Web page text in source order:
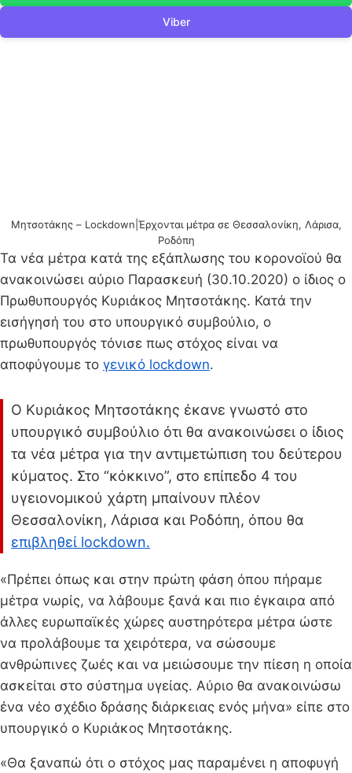
Viber
Μητσοτάκης – Lockdown|Έρχονται μέτρα σε Θεσσαλονίκη, Λάρισα,
Ροδόπη
Τα νέα μέτρα κατά της εξάπλωσης του κορονοϊού θα
ανακοινώσει αύριο Παρασκευή (30.10.2020) ο ίδιος ο
Πρωθυπουργός Κυριάκος Μητσοτάκης. Κατά την
εισήγησή του στο υπουργικό συμβούλιο, ο
πρωθυπουργός τόνισε πως στόχος είναι να
αποφύγουμε το γενικό lockdown.
Ο Κυριάκος Μητσοτάκης έκανε γνωστό στο
υπουργικό συμβούλιο ότι θα ανακοινώσει ο ίδιος
τα νέα μέτρα για την αντιμετώπιση του δεύτερου
κύματος. Στο “κόκκινο”, στο επίπεδο 4 του
υγειονομικού χάρτη μπαίνουν πλέον
Θεσσαλονίκη, Λάρισα και Ροδόπη, όπου θα
επιβληθεί lockdown.
«Πρέπει όπως και στην πρώτη φάση όπου πήραμε
μέτρα νωρίς, να λάβουμε ξανά και πιο έγκαιρα από
άλλες ευρωπαϊκές χώρες αυστηρότερα μέτρα ώστε
να προλάβουμε τα χειρότερα, να σώσουμε
ανθρώπινες ζωές και να μειώσουμε την πίεση η οποία
ασκείται στο σύστημα υγείας. Αύριο θα ανακοινώσω
ένα νέο σχέδιο δράσης διάρκειας ενός μήνα» είπε στο
υπουργικό ο Κυριάκος Μητσοτάκης.
«Θα ξαναπώ ότι ο στόχος μας παραμένει η αποφυγή